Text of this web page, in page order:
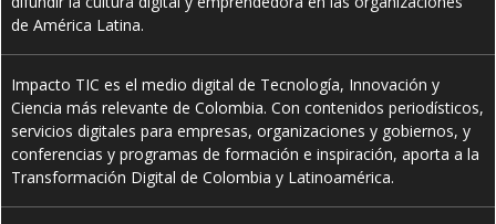
de América Latina.
Impacto TIC es el medio digital de Tecnología, Innovación y
Ciencia más relevante de Colombia. Con contenidos periodísticos,
servicios digitales para empresas, organizaciones y gobiernos, y
conferencias y programas de formación e inspiración, aporta a la
Transformación Digital de Colombia y Latinoamérica.